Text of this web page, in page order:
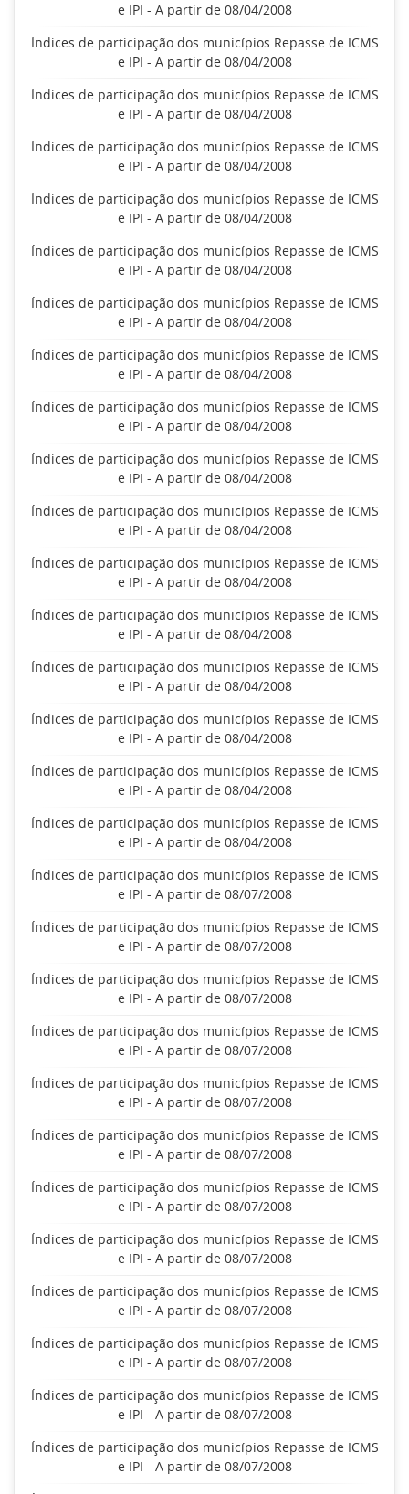
e IPI - A partir de 08/04/2008
Índices de participação dos municípios Repasse de ICMS
e IPI - A partir de 08/04/2008
Índices de participação dos municípios Repasse de ICMS
e IPI - A partir de 08/04/2008
Índices de participação dos municípios Repasse de ICMS
e IPI - A partir de 08/04/2008
Índices de participação dos municípios Repasse de ICMS
e IPI - A partir de 08/04/2008
Índices de participação dos municípios Repasse de ICMS
e IPI - A partir de 08/04/2008
Índices de participação dos municípios Repasse de ICMS
e IPI - A partir de 08/04/2008
Índices de participação dos municípios Repasse de ICMS
e IPI - A partir de 08/04/2008
Índices de participação dos municípios Repasse de ICMS
e IPI - A partir de 08/04/2008
Índices de participação dos municípios Repasse de ICMS
e IPI - A partir de 08/04/2008
Índices de participação dos municípios Repasse de ICMS
e IPI - A partir de 08/04/2008
Índices de participação dos municípios Repasse de ICMS
e IPI - A partir de 08/04/2008
Índices de participação dos municípios Repasse de ICMS
e IPI - A partir de 08/04/2008
Índices de participação dos municípios Repasse de ICMS
e IPI - A partir de 08/04/2008
Índices de participação dos municípios Repasse de ICMS
e IPI - A partir de 08/04/2008
Índices de participação dos municípios Repasse de ICMS
e IPI - A partir de 08/04/2008
Índices de participação dos municípios Repasse de ICMS
e IPI - A partir de 08/04/2008
Índices de participação dos municípios Repasse de ICMS
e IPI - A partir de 08/07/2008
Índices de participação dos municípios Repasse de ICMS
e IPI - A partir de 08/07/2008
Índices de participação dos municípios Repasse de ICMS
e IPI - A partir de 08/07/2008
Índices de participação dos municípios Repasse de ICMS
e IPI - A partir de 08/07/2008
Índices de participação dos municípios Repasse de ICMS
e IPI - A partir de 08/07/2008
Índices de participação dos municípios Repasse de ICMS
e IPI - A partir de 08/07/2008
Índices de participação dos municípios Repasse de ICMS
e IPI - A partir de 08/07/2008
Índices de participação dos municípios Repasse de ICMS
e IPI - A partir de 08/07/2008
Índices de participação dos municípios Repasse de ICMS
e IPI - A partir de 08/07/2008
Índices de participação dos municípios Repasse de ICMS
e IPI - A partir de 08/07/2008
Índices de participação dos municípios Repasse de ICMS
e IPI - A partir de 08/07/2008
Índices de participação dos municípios Repasse de ICMS
e IPI - A partir de 08/07/2008